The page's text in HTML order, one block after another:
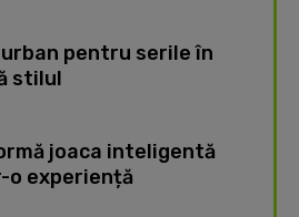
pentru serile în
stilul
joaca inteligentă
experiență